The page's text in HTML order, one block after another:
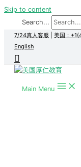
Skip to content
Search...
7/24真人客服 美国：
English
Main Menu